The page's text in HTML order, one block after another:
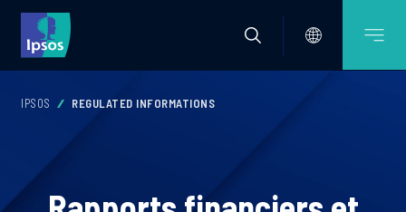
IPSOS REGULATED INFORMATIONS